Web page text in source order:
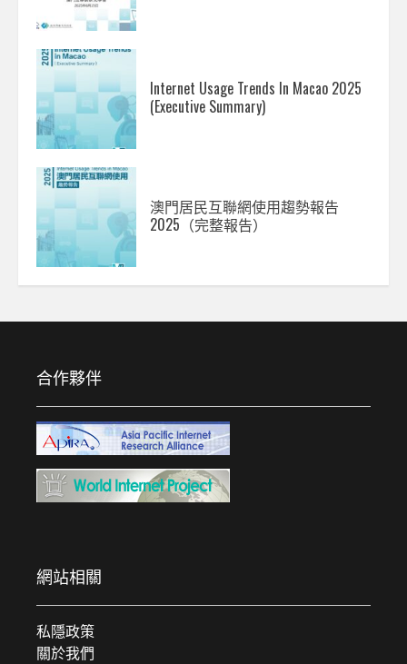
Internet Usage Trends In Macao 2025
(Executive Summary)
澳門居民互聯網使用趨勢報告
2025（完整報告）
合作夥伴
網站相關
私隱政策
關於我們